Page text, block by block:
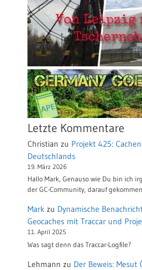
Letzte Kommentare
Christian zu Projekt 425:
Deutschlands
19. März 2026
Hallo Mark, Genauso wie Du bin ich
der GC-Community, darauf
Mark zu Dynamische
Geocaches mit Traccar und
11. April 2025
Was sagt denn das Traccar-Logfile?
Lehmann zu Der Beweis: